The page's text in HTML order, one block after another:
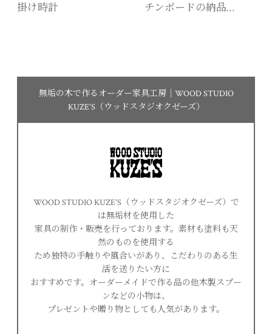
掛け時計
チンボードの納品…
無垢の木で作るオーダー家具工房｜WOOD STUDIO
KUZE'S（ウッドスタジオクゼーズ）
WOOD STUDIO KUZE'S（ウッドスタジオクゼーズ）で
は無垢材を使用した
家具の制作・販売を行っております。素材も塗料も天
然のものを使用する
ため独特の手触りや風合いがあり、こだわりのある生
活を送りたい方に
おすすめです。オーダーメイドで作る品の他木製スプー
ンなどの小物は、
プレゼントや贈り物としても人気があります。